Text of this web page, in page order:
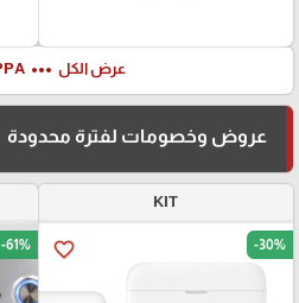
عرض الكل more_horiz
عروض وخصومات لفترة محدودة
KIT
favorite_border -30%
-61%